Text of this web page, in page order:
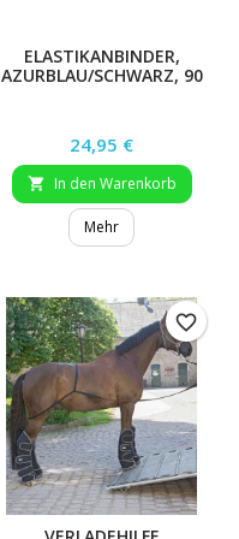
ELASTIKANBINDER,
AZURBLAU/SCHWARZ, 90
Preis
24,95 €
 In den Warenkorb
Mehr
favorite_border